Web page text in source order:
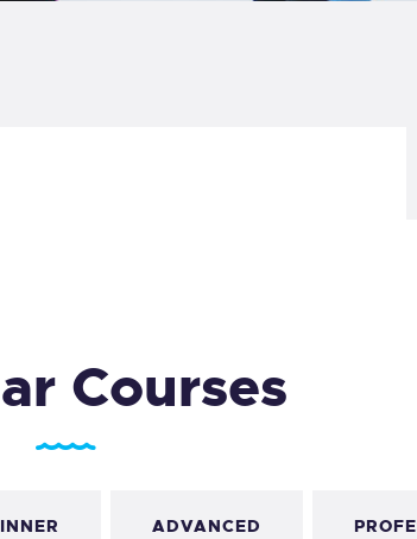
SALINAS
Courses
ADVANCED